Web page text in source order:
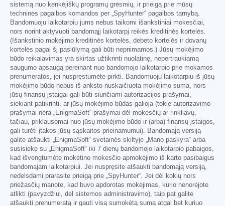
sistemą nuo kenkėjiškų programų grėsmių, ir prieigą prie mūsų
techninės pagalbos komandos per „SpyHunter“ pagalbos tarnybą.
Bandomuoju laikotarpiu jums nebus taikomi išankstiniai mokesčiai,
nors norint aktyvuoti bandomąjį laikotarpį reikės kreditinės kortelės.
(Išankstinio mokėjimo kreditinės kortelės, debeto kortelės ir dovanų
kortelės pagal šį pasiūlymą gali būti nepriimamos.) Jūsų mokėjimo
būdo reikalavimas yra skirtas užtikrinti nuolatinę, nepertraukiamą
saugumo apsaugą pereinant nuo bandomojo laikotarpio prie mokamos
prenumeratos, jei nuspręstumėte pirkti. Bandomuoju laikotarpiu iš jūsų
mokėjimo būdo nebus iš anksto nuskaičiuota mokėjimo suma, nors
jūsų finansų įstaigai gali būti siunčiami autorizacijos prašymai,
siekiant patikrinti, ar jūsų mokėjimo būdas galioja (tokie autorizavimo
prašymai nėra „EnigmaSoft“ prašymai dėl mokesčių ar rinkliavų,
tačiau, priklausomai nuo jūsų mokėjimo būdo ir (arba) finansų įstaigos,
gali turėti įtakos jūsų sąskaitos prieinamumui). Bandomąją versiją
galite atšaukti „EnigmaSoft“ svetainės skiltyje „Mano paskyra“ arba
susisiekę su „EnigmaSoft“ iki 7 dienų bandomojo laikotarpio pabaigos,
kad išvengtumėte mokėtino mokesčio apmokėjimo iš karto pasibaigus
bandomajam laikotarpiui. Jei nuspręsite atšaukti bandomąją versiją,
nedelsdami prarasite prieigą prie „SpyHunter“. Jei dėl kokių nors
priežasčių manote, kad buvo apdorotas mokėjimas, kurio nenorėjote
atlikti (pavyzdžiui, dėl sistemos administravimo), taip pat galite
atšaukti prenumeratą ir gauti visą sumokėtą sumą atgal bet kuriuo